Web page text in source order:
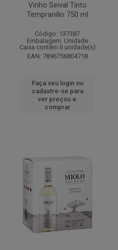
Vinho Seival Tinto
Tempranillo 750 ml
Código: 137387
Embalagem: Unidade
Caixa contém 6 unidade(s)
EAN: 7896756804718
Faça seu login ou
cadastre-se para
ver preços e
comprar